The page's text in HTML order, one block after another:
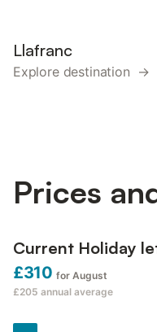
Llafranc
Explore destination →
Prices
Current Holiday
£310 for August
£205 annual average